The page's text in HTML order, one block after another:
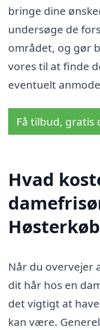
bringe dine
undersøge de
området, og gør
vores til at finde
eventuelt
Få tilbud,
Hvad
Når du overvejer
dit hår hos en
det vigtigt at
kan være.